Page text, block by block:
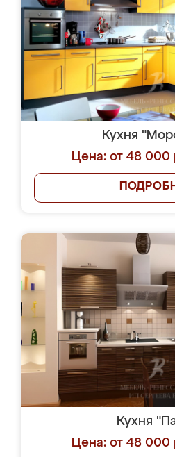
Кухня
Цена: от 48 000
Кухня
Цена: от 48 000